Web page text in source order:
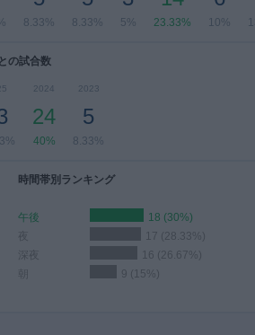
8.33% 8.33% 5% 23.33% 10%
の試合数
2024
24
40%
2023
5
8.33%
時間帯別ランキング
午後
18 (30%)
夜
17 (28.33%)
深夜
16 (26.67%)
9 (15%)